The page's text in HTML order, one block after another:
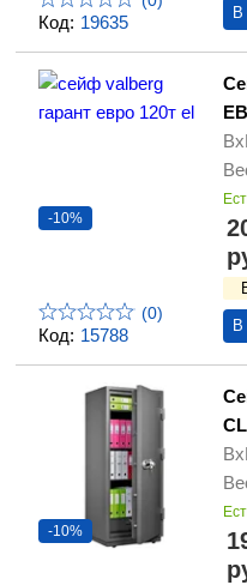
Код: 19635 В
Код: 15788
-10%
(0)
В
-10%
CL